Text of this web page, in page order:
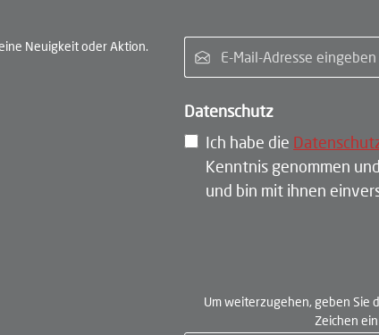
Neuigkeit oder Aktion.
Datenschutz
Ich habe die
Kenntnis genommen
und bin mit ihnen
Um weiterzugehen, geben Sie
Zeichen ein